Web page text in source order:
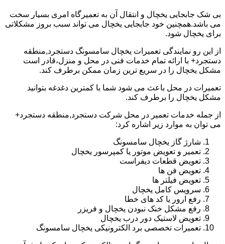
بی شک جابجایی یخچال و انتقال آن به تعمیرگاه امری بسیار سخت
می باشد.همچنین خود جابجایی یخچال می تواند سبب بروز مشکلاتی
برای یخچال شود.
از این رو نمایندگی تعمیرات یخچال سامسونگ دستجرد,منطقه
دستجرد+ با ارائه تمام خدمات فنی در محل و منزل،قادر است
مشکل یخچال را در سریع ترین زمان ممکن برطرف کند.
تعمیرات در محل باعث می شود شما با کمترین دغدغه بتوانید
مشکل یخچال را برطرف کند.
از جمله خدمات تعمیر در محل شرکت دستجرد,منطقه دستجرد+
می توان به موارد زیر اشاره کرد:
شارژ گاز یخچال سامسونگ
تعمیر و تعویض موتور یا کمپرسور یخچال
تعویض قطعات دیفراست
تعویض فن ها
تعویض فیلتر ها
سرویس کامل یخچال
رفع ارور یا کد های خطا
رفع مشکل خنک نبودن یخچال و فریزر
تعویض لاستیک دور درب یخچال
تعمیرات تخصصی برد الکترونیکی یخچال سامسونگ